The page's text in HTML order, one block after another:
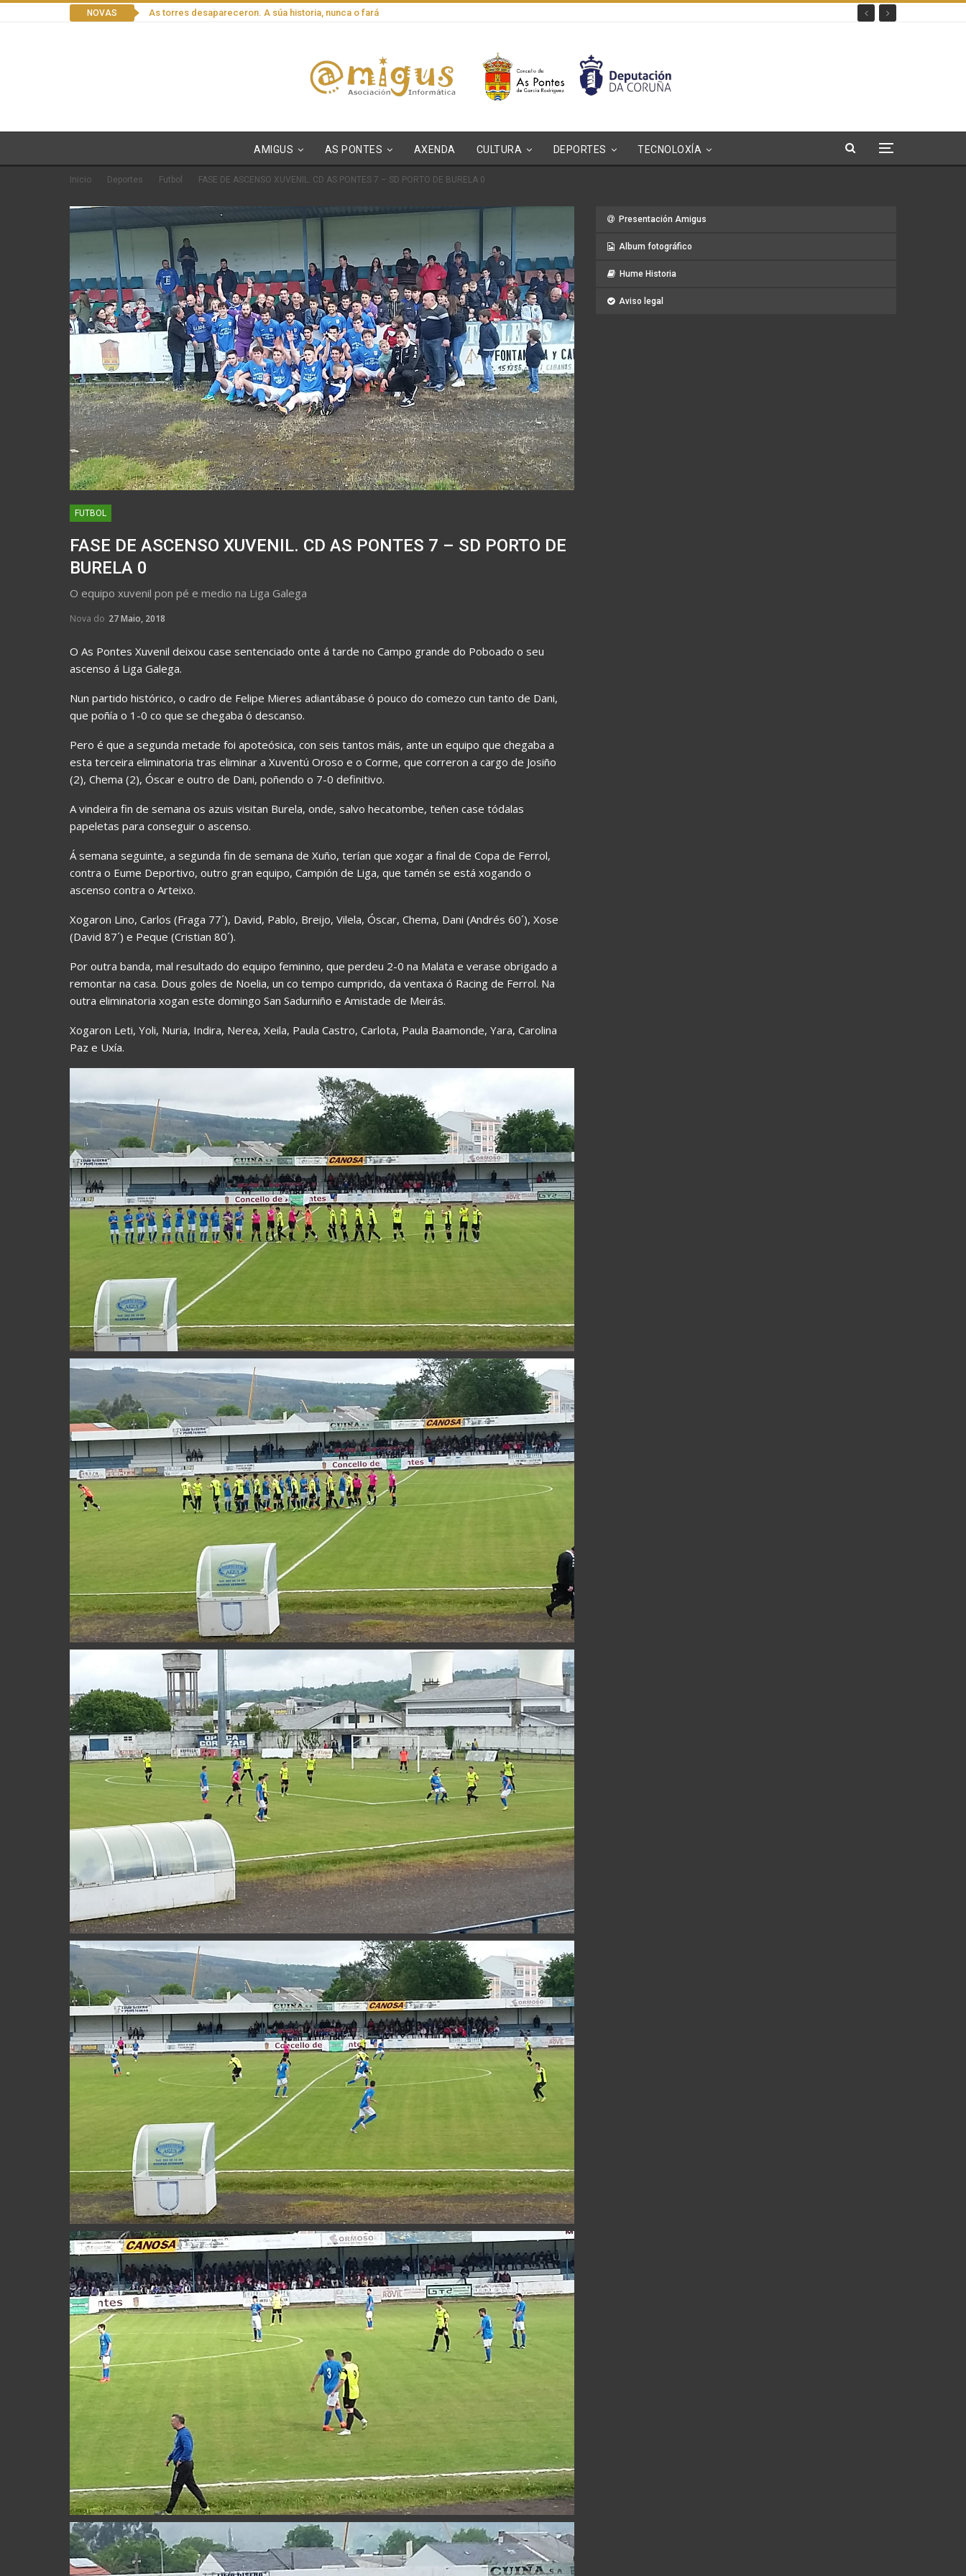
NOVAS As torres desapareceron. A súa historia, nunca o fará
AMIGUS AS PONTES AXENDA CULTURA DEPORTES TECNOLOXÍA
Inicio Deportes Futbol FASE DE ASCENSO XUVENIL. CD AS PONTES 7 – SD PORTO DE BURELA 0
FUTBOL
FASE DE ASCENSO XUVENIL. CD AS PONTES 7 – SD PORTO DE
BURELA 0
O equipo xuvenil pon pé e medio na Liga Galega
Nova do 27 Maio, 2018
O As Pontes Xuvenil deixou case sentenciado onte á tarde no Campo grande do Poboado o seu
ascenso á Liga Galega.
Nun partido histórico, o cadro de Felipe Mieres adiantábase ó pouco do comezo cun tanto de Dani,
que poñía o 1-0 co que se chegaba ó descanso.
Pero é que a segunda metade foi apoteósica, con seis tantos máis, ante un equipo que chegaba a
esta terceira eliminatoria tras eliminar a Xuventú Oroso e o Corme, que correron a cargo de Josiño
(2), Chema (2), Óscar e outro de Dani, poñendo o 7-0 definitivo.
A vindeira fin de semana os azuis visitan Burela, onde, salvo hecatombe, teñen case tódalas
papeletas para conseguir o ascenso.
Á semana seguinte, a segunda fin de semana de Xuño, terían que xogar a final de Copa de Ferrol,
contra o Eume Deportivo, outro gran equipo, Campión de Liga, que tamén se está xogando o
ascenso contra o Arteixo.
Xogaron Lino, Carlos (Fraga 77´), David, Pablo, Breijo, Vilela, Óscar, Chema, Dani (Andrés 60´), Xose
(David 87´) e Peque (Cristian 80´).
Por outra banda, mal resultado do equipo feminino, que perdeu 2-0 na Malata e verase obrigado a
remontar na casa. Dous goles de Noelia, un co tempo cumprido, da ventaxa ó Racing de Ferrol. Na
outra eliminatoria xogan este domingo San Sadurniño e Amistade de Meirás.
Xogaron Leti, Yoli, Nuria, Indira, Nerea, Xeila, Paula Castro, Carlota, Paula Baamonde, Yara, Carolina
Paz e Uxía.
Presentación Amigus
Album fotográfico
Hume Historia
Aviso legal